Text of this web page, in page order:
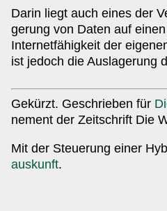
Darin liegt auch eines der
gerung von Daten auf
Inter­net­fä­higkeit der
ist jedoch die Ausla­gerung
Gekürzt. Geschrieben für
nement der Zeit­schrift Die
Mit der Steuerung einer
aus­kunft.